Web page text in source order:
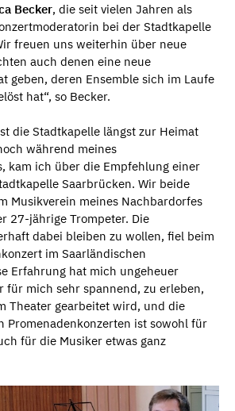
Becker, die seit vielen Jahren als
bei der Stadtkapelle
freuen uns weiterhin über neue
auch denen eine neue
geben, deren Ensemble sich im Laufe
hat“, so Becker.
die Stadtkapelle längst zur Heimat
während meines
kam ich über die Empfehlung einer
Saarbrücken. Wir beide
Musikverein meines Nachbardorfes
27-jährige Trompeter. Die
dabei bleiben zu wollen, fiel beim
im Saarländischen
Erfahrung hat mich ungeheuer
für mich sehr spannend, zu erleben,
Theater gearbeitet wird, und die
Promenadenkonzerten ist sowohl für
für die Musiker etwas ganz